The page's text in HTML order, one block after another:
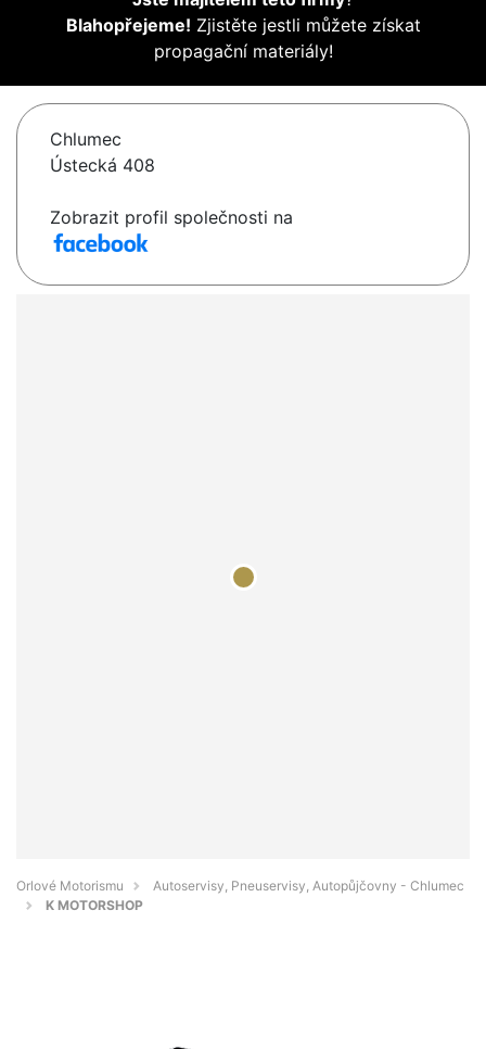
Blahopřejeme! Zjistěte jestli můžete získat
propagační materiály!
Chlumec
Ústecká 408
Zobrazit profil společnosti na
Orlové Motorismu
Autoservisy, Pneuservisy, Autopůjčovny - Chlumec
K MOTORSHOP